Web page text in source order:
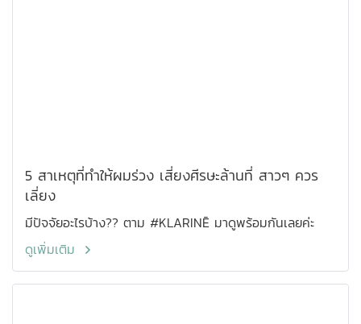
5 สาเหตุที่ทำให้ผมร่วง เสี่ยงศีรษะล้านที่ สาวๆ ควร
เลี่ยง
มีปัจจัยอะไรบ้าง?? ตาม #KLARINĒ มาดูพร้อมกันเลยค่ะ
ดูเพิ่มเติม